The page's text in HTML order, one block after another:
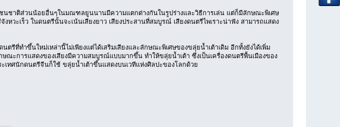
นชาติส่วนน้อยอื่นๆในมณฑลยูนนานมีความแตกต่างกันในรูปร่างและวิธีการเล่น แต่ก็มีลักษณะพิเศษ
หวะเร็ว ในดนตรีนั้นจะเน้นเสียงยาว เสียงประสานที่สมบูรณ์ เสียงดนตรีไพเราะน่าฟัง สามารถแสดง
รีที่ทำขึ้นใหม่เหล่านี้ไม่เพียงแต่ได้เสริมเสียงและลักษณะพิเศษของขลุ่ยน้ำเต้าเดิม อีกทั้งยังได้เพิ่ม
ณะการแสดงของเสียงมีความสมบูรณ์แบบมากขึ้น ทำให้ขลุ่ยน้ำเต้า ซึ่งเป็นเครื่องดนตรีพื้นเมืองของ
ทศนักดนตรีจีนก็ใช้ ขลุ่ยน้ำเต้าขึ้นแสดงบนเวทีแห่งศิลปะของโลกด้วย